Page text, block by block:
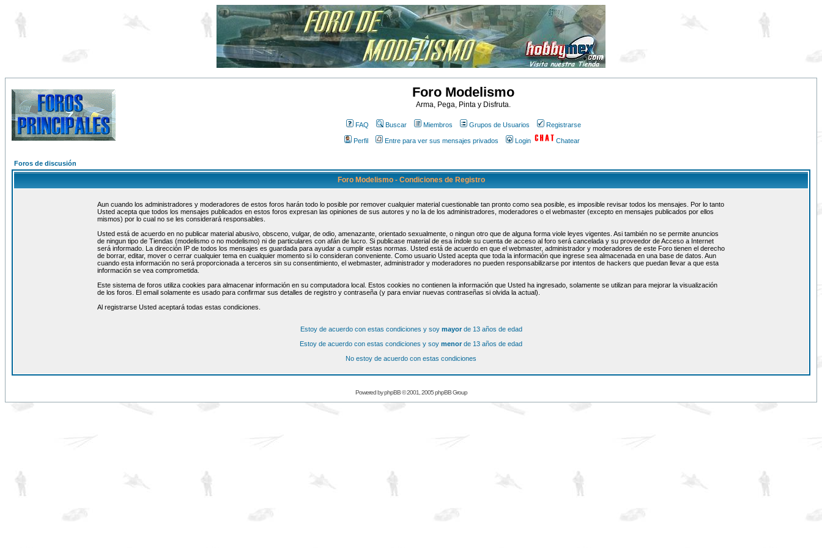
Foro Modelismo
Arma, Pega, Pinta y Disfruta.
FAQ Buscar Miembros Grupos de Usuarios Registrarse
Perfil Entre para ver sus mensajes privados Login Chatear
Foros de discusión
Foro Modelismo - Condiciones de Registro
Aun cuando los administradores y moderadores de estos foros harán todo lo posible por remover cualquier material cuestionable tan pronto como sea posible, es imposible revisar todos los mensajes. Por lo tanto
Usted acepta que todos los mensajes publicados en estos foros expresan las opiniones de sus autores y no la de los administradores, moderadores o el webmaster (excepto en mensajes publicados por ellos
mismos) por lo cual no se les considerará responsables.
Usted está de acuerdo en no publicar material abusivo, obsceno, vulgar, de odio, amenazante, orientado sexualmente, o ningun otro que de alguna forma viole leyes vigentes. Asi también no se permite anuncios
de ningun tipo de Tiendas (modelismo o no modelismo) ni de particulares con afán de lucro. Si publicase material de esa índole su cuenta de acceso al foro será cancelada y su proveedor de Acceso a Internet
será informado. La dirección IP de todos los mensajes es guardada para ayudar a cumplir estas normas. Usted está de acuerdo en que el webmaster, administrador y moderadores de este Foro tienen el derecho
de borrar, editar, mover o cerrar cualquier tema en cualquier momento si lo consideran conveniente. Como usuario Usted acepta que toda la información que ingrese sea almacenada en una base de datos. Aun
cuando esta información no será proporcionada a terceros sin su consentimiento, el webmaster, administrador y moderadores no pueden responsabilizarse por intentos de hackers que puedan llevar a que esta
información se vea comprometida.
Este sistema de foros utiliza cookies para almacenar información en su computadora local. Estos cookies no contienen la información que Usted ha ingresado, solamente se utilizan para mejorar la visualización
de los foros. El email solamente es usado para confirmar sus detalles de registro y contraseña (y para enviar nuevas contraseñas si olvida la actual).
Al registrarse Usted aceptará todas estas condiciones.
Estoy de acuerdo con estas condiciones y soy mayorde 13 años de edad
Estoy de acuerdo con estas condiciones y soy menorde 13 años de edad
No estoy de acuerdo con estas condiciones
Powered byphpBB© 2001, 2005 phpBB Group